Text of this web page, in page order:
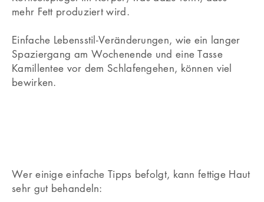
mehr Fett produziert wird.
Einfache Lebensstil-Veränderungen, wie ein langer
Spaziergang am Wochenende und eine Tasse
Kamillentee vor dem Schlafengehen, können viel
bewirken.
Wer einige einfache Tipps befolgt, kann fettige Haut
sehr gut behandeln: